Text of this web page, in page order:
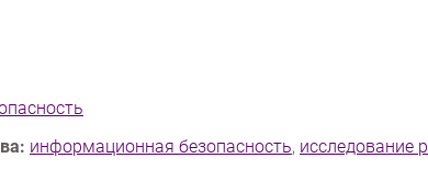
информационная безопасность, исследование